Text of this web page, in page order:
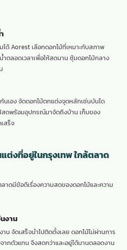
ด้ Aorest เลือกดอกไม้ที่เหมาะกับสภาพ
ำตลอดเวลาเพื่อให้สดนาน ซุ้มดอกไม้กลาง
นเอง จัดดอกไม้ตกแต่งจุดหลักเช่นบันได
สดพร้อมอุปกรณ์มาจัดถึงบ้าน เก็บของ
สร็จ
ต่งที่อยู่ในกรุงเทพ ใกล้ตลาด
ดมีข้อดีเรื่องความสดของดอกไม้และความ
งาน
น จัดเสร็จนำไปติดตั้งเลย ดอกไม้ไม่ผ่านการ
กตัวแทน จึงสดกว่าและอยู่ได้นานตลอดงาน